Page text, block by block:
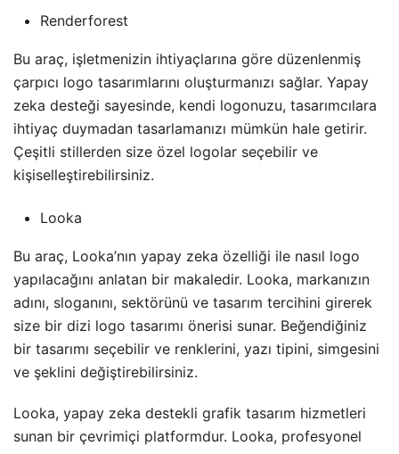
Renderforest
Bu araç, işletmenizin ihtiyaçlarına göre düzenlenmiş
çarpıcı logo tasarımlarını oluşturmanızı sağlar. Yapay
zeka desteği sayesinde, kendi logonuzu, tasarımcılara
ihtiyaç duymadan tasarlamanızı mümkün hale getirir.
Çeşitli stillerden size özel logolar seçebilir ve
kişiselleştirebilirsiniz.
Looka
Bu araç, Looka’nın yapay zeka özelliği ile nasıl logo
yapılacağını anlatan bir makaledir. Looka, markanızın
adını, sloganını, sektörünü ve tasarım tercihini girerek
size bir dizi logo tasarımı önerisi sunar. Beğendiğiniz
bir tasarımı seçebilir ve renklerini, yazı tipini, simgesini
ve şeklini değiştirebilirsiniz.
Looka, yapay zeka destekli grafik tasarım hizmetleri
sunan bir çevrimiçi platformdur. Looka, profesyonel